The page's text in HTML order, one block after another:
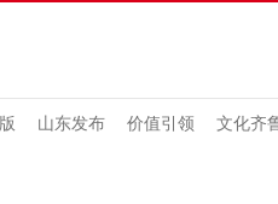
山东发布 价值引领 文化齐